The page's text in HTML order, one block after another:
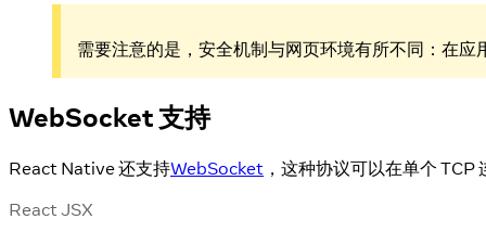
需要注意的是，安全机制与网页环境有所不同：在应
WebSocket 支持
React Native 还支持WebSocket ，这种协议可以在单个
React JSX